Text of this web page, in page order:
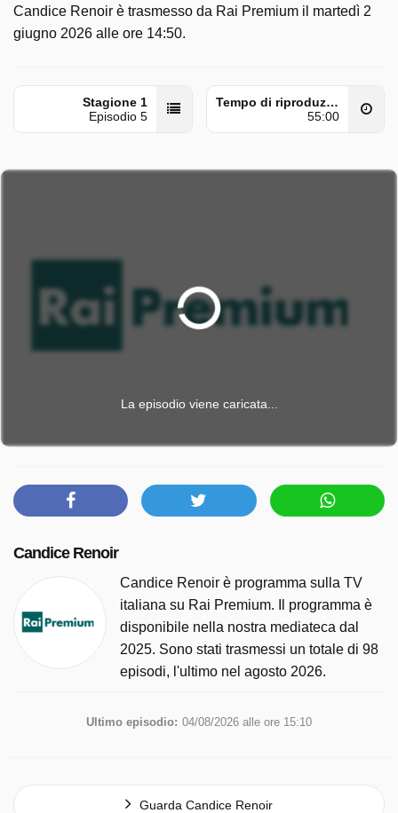
Candice Renoir è trasmesso da Rai Premium il martedì 2
giugno 2026 alle ore 14:50.
Stagione 1
Episodio 5
Tempo di riproduzione
55:00
La episodio viene caricata...
Candice Renoir
Candice Renoir è programma sulla TV
italiana su Rai Premium. Il programma è
disponibile nella nostra mediateca dal
2025. Sono stati trasmessi un totale di 98
episodi, l'ultimo nel agosto 2026.
Ultimo episodio: 04/08/2026 alle ore 15:10
Guarda Candice Renoir